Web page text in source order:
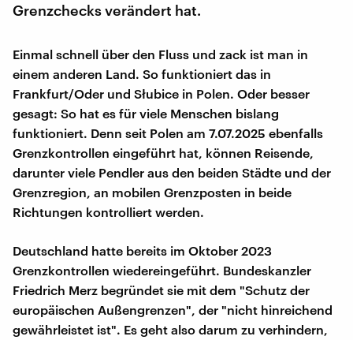
Grenzchecks verändert hat.
Einmal schnell über den Fluss und zack ist man in
einem anderen Land. So funktioniert das in
Frankfurt/Oder und Słubice in Polen. Oder besser
gesagt: So hat es für viele Menschen bislang
funktioniert. Denn seit Polen am 7.07.2025 ebenfalls
Grenzkontrollen eingeführt hat, können Reisende,
darunter viele Pendler aus den beiden Städte und der
Grenzregion, an mobilen Grenzposten in beide
Richtungen kontrolliert werden.
Deutschland hatte bereits im Oktober 2023
Grenzkontrollen wiedereingeführt. Bundeskanzler
Friedrich Merz begründet sie mit dem "Schutz der
europäischen Außengrenzen", der "nicht hinreichend
gewährleistet ist". Es geht also darum zu verhindern,